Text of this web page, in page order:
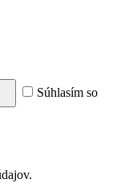
Súhlasím so